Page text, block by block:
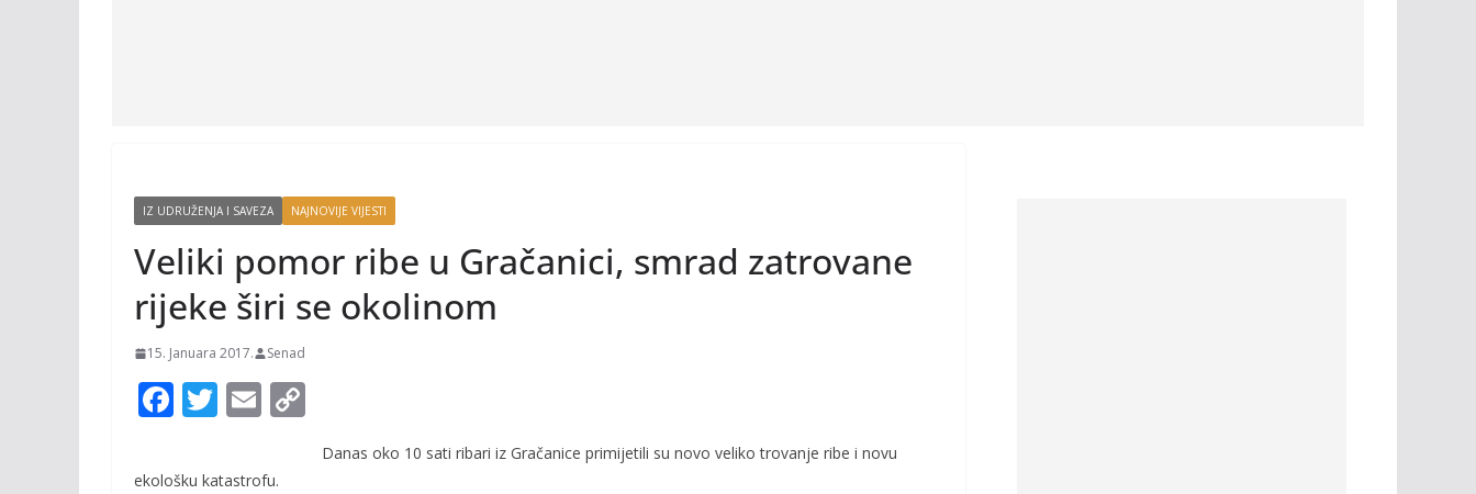
IZ UDRUŽENJA I SAVEZA NAJNOVIJE VIJESTI
Veliki pomor ribe u Gračanici, smrad zatrovane
rijeke širi se okolinom
15. Januara 2017. Senad
F
e
T
itt
E
ai pDanas oko 10 sati ribari iz Gračanice primijetili su novo veliko trovanje ribe i novu
ekološku katastrofu.